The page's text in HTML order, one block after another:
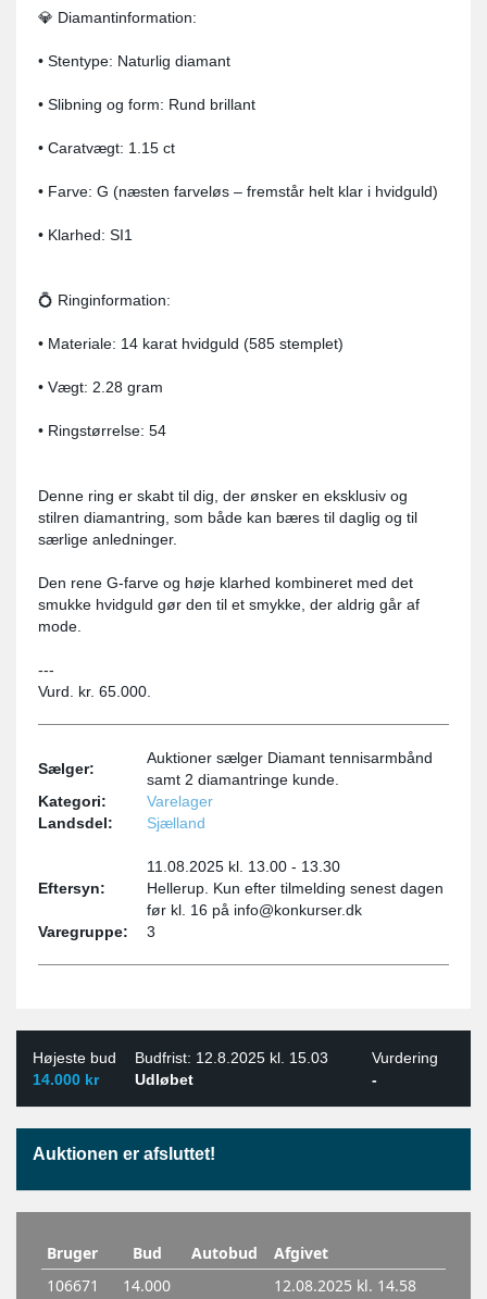
💎 Diamantinformation:
• Stentype: Naturlig diamant
• Slibning og form: Rund brillant
• Caratvægt: 1.15 ct
• Farve: G (næsten farveløs – fremstår helt klar i hvidguld)
• Klarhed: SI1
💍 Ringinformation:
• Materiale: 14 karat hvidguld (585 stemplet)
• Vægt: 2.28 gram
• Ringstørrelse: 54
Denne ring er skabt til dig, der ønsker en eksklusiv og
stilren diamantring, som både kan bæres til daglig og til
særlige anledninger.
Den rene G-farve og høje klarhed kombineret med det
smukke hvidguld gør den til et smykke, der aldrig går af
mode.
---
Vurd. kr. 65.000.
Sælger:
Auktioner sælger Diamant tennisarmbånd
samt 2 diamantringe kunde.
Kategori:
Varelager
Landsdel:
Sjælland
Eftersyn:
11.08.2025 kl. 13.00 - 13.30
Hellerup. Kun efter tilmelding senest dagen
før kl. 16 på info@konkurser.dk
Varegruppe:
3
Højeste bud Budfrist: 12.8.2025 kl. 15.03
Vurdering
14.000 kr
Udløbet -
Auktionen er afsluttet!